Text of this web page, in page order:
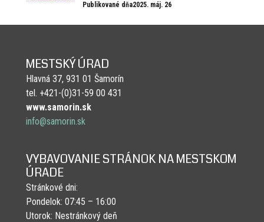
Publikované dňa2025. máj. 26
MESTSKÝ ÚRAD
Hlavná 37, 931 01 Šamorín
tel. +421-(0)31-59 00 431
www.samorin.sk
info@samorin.sk
VYBAVOVANIE STRÁNOK NA MESTSKOM
ÚRADE
Stránkové dni:
Pondelok: 07:45 – 16:00
Utorok: Nestránkový deň